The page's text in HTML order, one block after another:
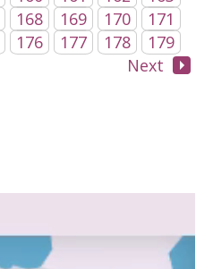
168 169 170
171
176 177 178
179
Next